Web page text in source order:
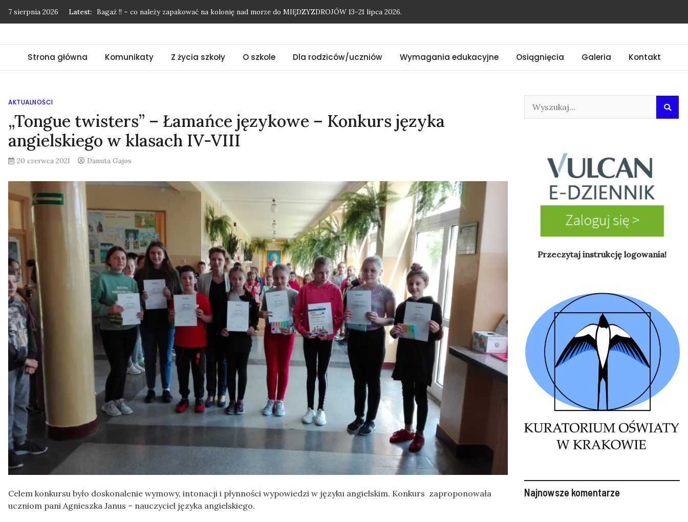
7 sierpnia 2026 Latest: Bagaż !! – co należy zapakować na kolonię nad morze do MIĘDZYZDROJÓW 13-21 lipca 2026.
”Mój przyjaciel las”
Strona główna Komunikaty Z życia szkoły O szkole Dla rodziców/uczniów Wymagania edukacyjne Osiągnięcia Galeria Kontakt
AKTUALNOŚCI
„Tongue twisters” – Łamańce językowe – Konkurs języka
angielskiego w klasach IV-VIII
20 czerwca 2021 Danuta Gajos
Celem konkursu było doskonalenie wymowy, intonacji i płynności wypowiedzi w języku angielskim. Konkurs zaproponowała
uczniom pani Agnieszka Janus – nauczyciel języka angielskiego.
Przeczytaj instrukcję logowania!
Najnowsze komentarze